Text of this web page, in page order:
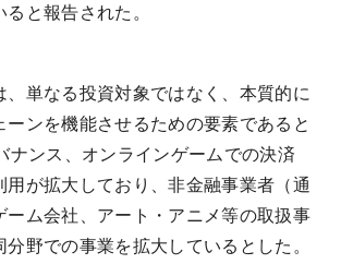
と報告された。
、単なる投資対象ではなく、本質的に
ーンを機能させるための要素であると
ナンス、オンラインゲームでの決済
用が拡大しており、非金融事業者（通
ーム会社、アート・アニメ等の取扱事
野での事業を拡大しているとした。